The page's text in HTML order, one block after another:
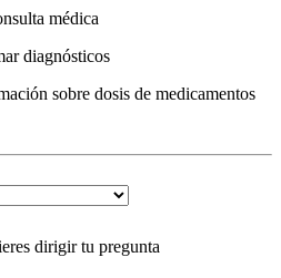
médica
diagnósticos
sobre dosis de medicamentos
dirigir tu pregunta